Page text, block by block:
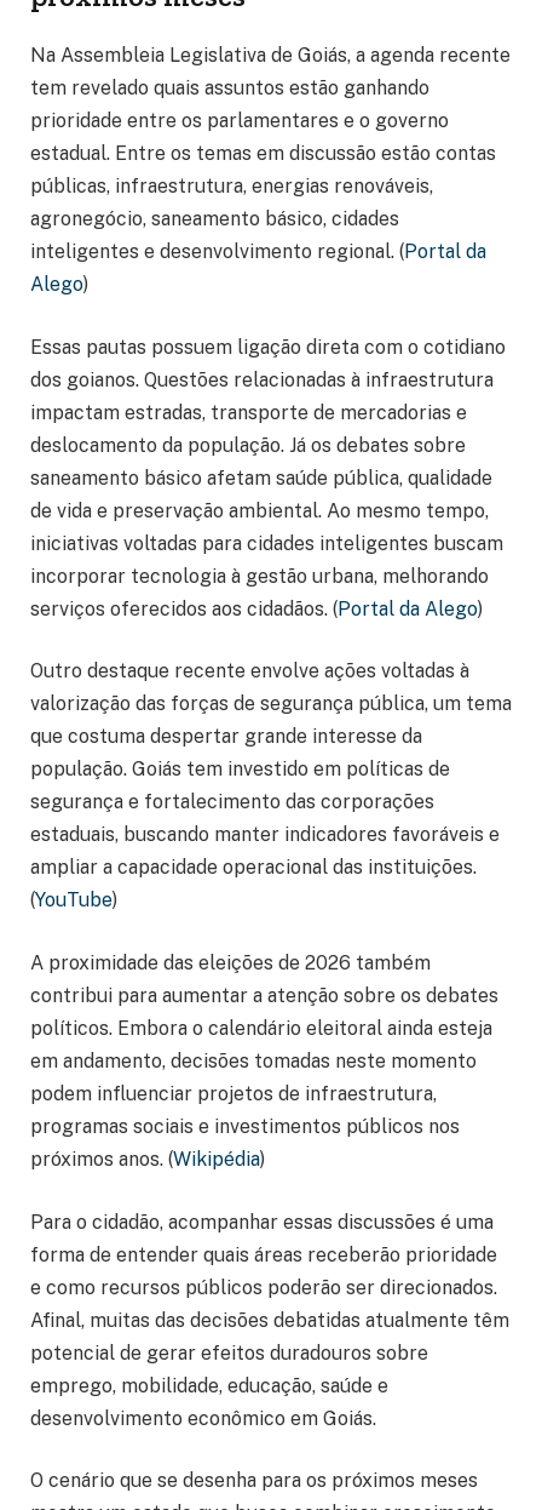
Na Assembleia Legislativa de Goiás, a agenda recente
tem revelado quais assuntos estão ganhando
prioridade entre os parlamentares e o governo
estadual. Entre os temas em discussão estão contas
públicas, infraestrutura, energias renováveis,
agronegócio, saneamento básico, cidades
inteligentes e desenvolvimento regional. (Portal da
Alego)
Essas pautas possuem ligação direta com o cotidiano
dos goianos. Questões relacionadas à infraestrutura
impactam estradas, transporte de mercadorias e
deslocamento da população. Já os debates sobre
saneamento básico afetam saúde pública, qualidade
de vida e preservação ambiental. Ao mesmo tempo,
iniciativas voltadas para cidades inteligentes buscam
incorporar tecnologia à gestão urbana, melhorando
serviços oferecidos aos cidadãos. (Portal da Alego)
Outro destaque recente envolve ações voltadas à
valorização das forças de segurança pública, um tema
que costuma despertar grande interesse da
população. Goiás tem investido em políticas de
segurança e fortalecimento das corporações
estaduais, buscando manter indicadores favoráveis e
ampliar a capacidade operacional das instituições.
(YouTube)
A proximidade das eleições de 2026 também
contribui para aumentar a atenção sobre os debates
políticos. Embora o calendário eleitoral ainda esteja
em andamento, decisões tomadas neste momento
podem influenciar projetos de infraestrutura,
programas sociais e investimentos públicos nos
próximos anos. (Wikipédia)
Para o cidadão, acompanhar essas discussões é uma
forma de entender quais áreas receberão prioridade
e como recursos públicos poderão ser direcionados.
Afinal, muitas das decisões debatidas atualmente têm
potencial de gerar efeitos duradouros sobre
emprego, mobilidade, educação, saúde e
desenvolvimento econômico em Goiás.
O cenário que se desenha para os próximos meses